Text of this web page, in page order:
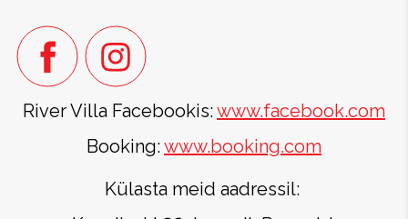
River Villa Facebookis:www.facebook.com
Booking:www.booking.com
Külasta meid aadressil: